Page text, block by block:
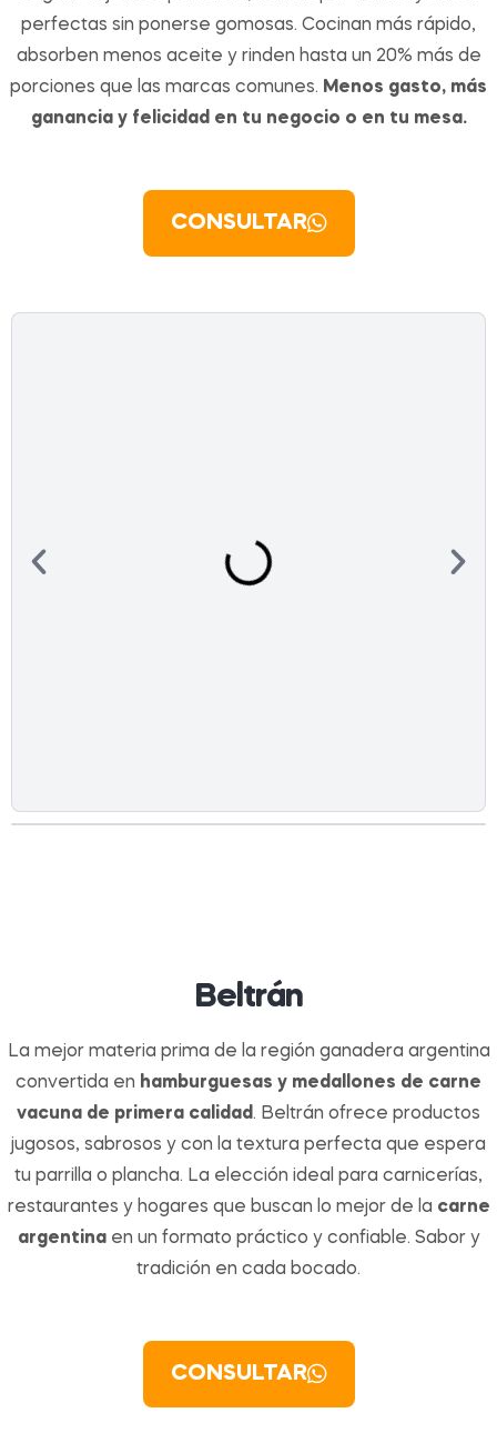
perfectas sin ponerse gomosas. Cocinan más rápido,
absorben menos aceite y rinden hasta un 20% más de
porciones que las marcas comunes. Menos gasto, más
ganancia y felicidad en tu negocio o en tu mesa.
CONSULTAR
Beltrán
La mejor materia prima de la región ganadera argentina
convertida en hamburguesas y medallones de carne
vacuna de primera calidad. Beltrán ofrece productos
jugosos, sabrosos y con la textura perfecta que espera
tu parrilla o plancha. La elección ideal para carnicerías,
restaurantes y hogares que buscan lo mejor de la carne
argentinaen un formato práctico y confiable. Sabor y
tradición en cada bocado.
CONSULTAR